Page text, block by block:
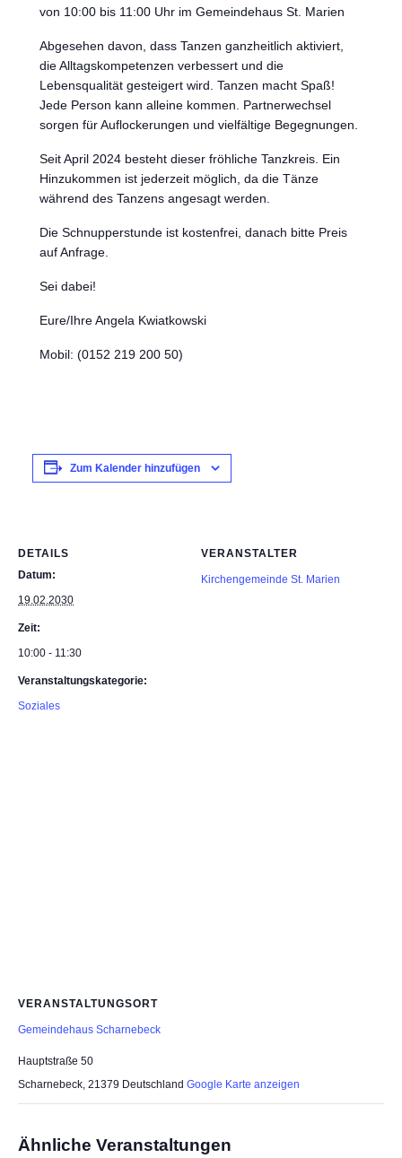
von 10:00 bis 11:00 Uhr im Gemeindehaus St. Marien
Abgesehen davon, dass Tanzen ganzheitlich aktiviert,
die Alltagskompetenzen verbessert und die
Lebensqualität gesteigert wird. Tanzen macht Spaß!
Jede Person kann alleine kommen. Partnerwechsel
sorgen für Auflockerungen und vielfältige Begegnungen.
Seit April 2024 besteht dieser fröhliche Tanzkreis. Ein
Hinzukommen ist jederzeit möglich, da die Tänze
während des Tanzens angesagt werden.
Die Schnupperstunde ist kostenfrei, danach bitte Preis
auf Anfrage.
Sei dabei!
Eure/Ihre Angela Kwiatkowski
Mobil: (0152 219 200 50)
Zum Kalender hinzufügen
DETAILS
Datum:
19.02.2030
Zeit:
10:00 - 11:30
Veranstaltungskategorie:
Soziales
VERANSTALTER
Kirchengemeinde St. Marien
VERANSTALTUNGSORT
Gemeindehaus Scharnebeck
Hauptstraße 50
Scharnebeck, 21379 Deutschland Google Karte anzeigen
Ähnliche Veranstaltungen